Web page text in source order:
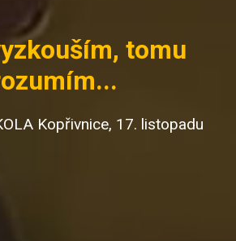
tomu
Kopřivnice, 17. listopadu